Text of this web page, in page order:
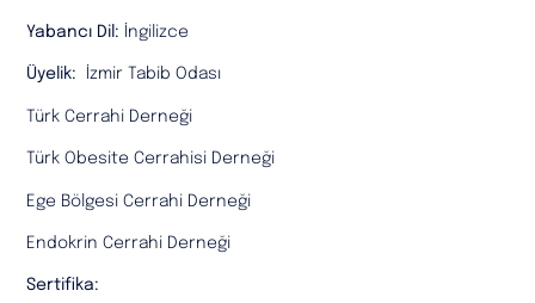
Yabancı Dil: İngilizce
Üyelik: İzmir Tabib Odası
Türk Cerrahi Derneği
Türk Obesite Cerrahisi Derneği
Ege Bölgesi Cerrahi Derneği
Endokrin Cerrahi Derneği
Sertifika: